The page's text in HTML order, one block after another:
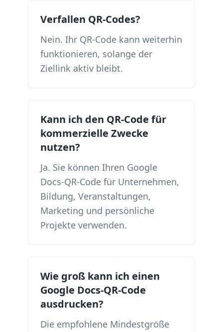
Verfallen QR-Codes?
Nein. Ihr QR-Code kann weiterhin
funktionieren, solange der
Ziellink aktiv bleibt.
Kann ich den QR-Code für
kommerzielle Zwecke
nutzen?
Ja. Sie können Ihren Google
Docs-QR-Code für Unternehmen,
Bildung, Veranstaltungen,
Marketing und persönliche
Projekte verwenden.
Wie groß kann ich einen
Google Docs-QR-Code
ausdrucken?
Die empfohlene Mindestgröße